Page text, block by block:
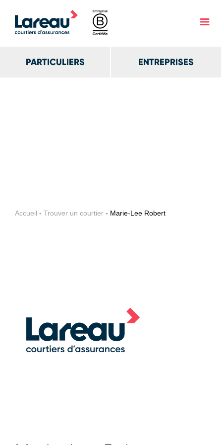
PARTICULIERS ENTREPRISES
Accueil - Trouver un courtier - Marie-Lee Robert